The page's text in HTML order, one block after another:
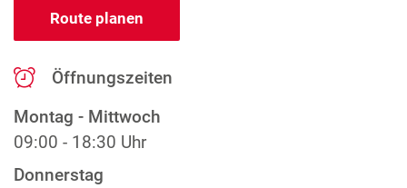
Route planen
Öffnungszeiten
Montag - Mittwoch
09:00 - 18:30 Uhr
Donnerstag